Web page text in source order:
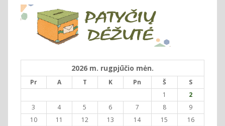
2026 m. rugpjūčio mėn.
Pr A T K Pn Š
S
1
2
3
4 5 6 7 8
9
10
11 12 13 14 15
16